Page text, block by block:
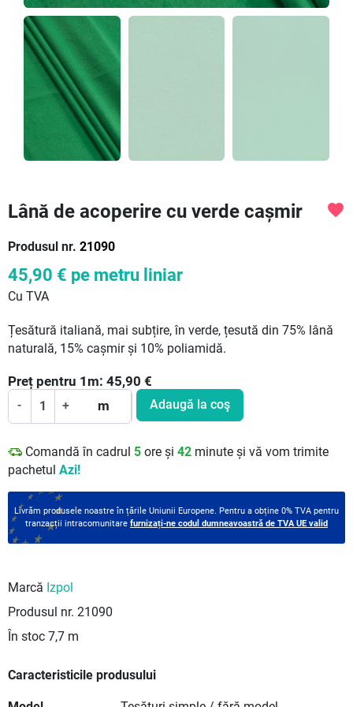
Lână de acoperire cu verde cașmir
Produsul nr. 21090
favorite
45,90 € pe metru liniar
Cu TVA
Țesătură italiană, mai subțire, în verde, țesută din 75% lână
naturală, 15% cașmir și 10% poliamidă.
Preț pentru 1 m: 45,90 €
- + m Adaugă la coş
Comandă în cadrul 5 ore și 42 minute și vă vom trimite
pachetul Azi!
Livrăm produsele noastre în țările Uniunii Europene. Pentru a obține 0% TVA pentru
tranzacții intracomunitare furnizați-ne codul dumneavoastră de TVA UE valid
Marcă Izpol
Produsul nr. 21090
În stoc 7,7 m
Caracteristicile produsului